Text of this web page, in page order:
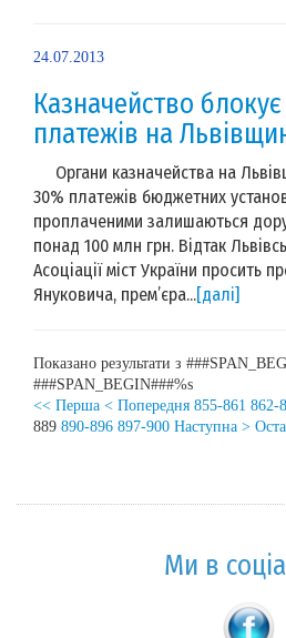
24.07.2013
Казначейство
платежів на
Органи казначейства на
30% платежів бюджетних
проплаченими залишаються
понад 100 млн грн. Відтак
Асоціації міст України просить
Януковича, прем’єра...[далі]
Показано результати з
###SPAN_BEGIN###%s
<< Перша < Попередня 855-861 862-
889 890-896 897-900 Наступна >
Ми в